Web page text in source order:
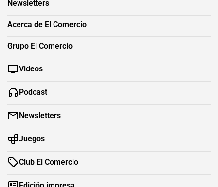
Newsletters
Acerca de El Comercio
Grupo El Comercio
Videos
Podcast
Newsletters
Juegos
Club El Comercio
Edición impresa